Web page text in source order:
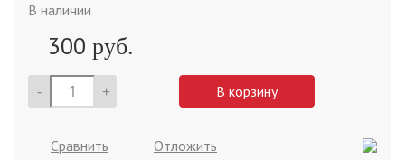
В наличии
300 руб.
- + В корзину
Сравнить Отложить